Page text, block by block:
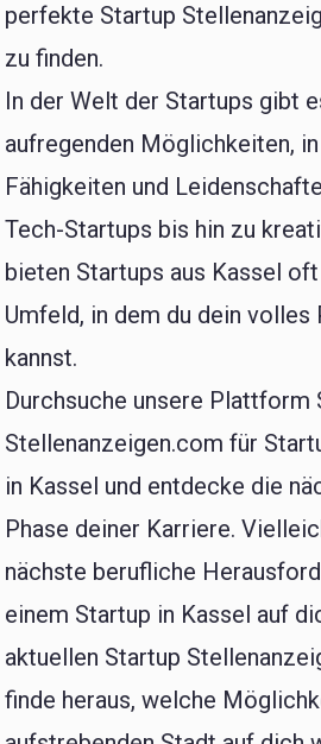
perfekte Startup
zu finden.
In der Welt der Startups gibt
aufregenden Möglichkeiten,
Fähigkeiten und
Tech-Startups bis hin zu
bieten Startups aus Kassel
Umfeld, in dem du dein
kannst.
Durchsuche unsere Plattform
Stellenanzeigen.com für
in Kassel und entdecke die
Phase deiner Karriere.
nächste berufliche
einem Startup in Kassel auf
aktuellen Startup
finde heraus, welche